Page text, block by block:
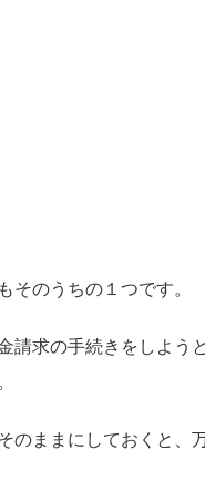
のうちの１つです。
請求の手続きをしよう
のままにしておくと、